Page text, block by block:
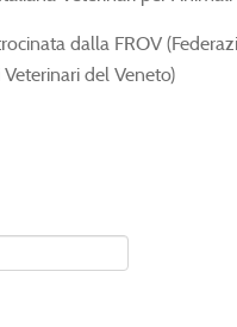
dalla FROV
del Veneto)